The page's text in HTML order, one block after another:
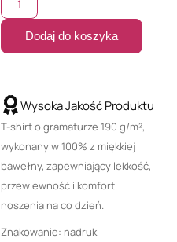
Dodaj do koszyka
Wysoka Jakość Produktu
T-shirt o gramaturze 190 g/m²,
wykonany w 100% z miękkiej
bawełny, zapewniający lekkość,
przewiewność i komfort
noszenia na co dzień.
Znakowanie: nadruk